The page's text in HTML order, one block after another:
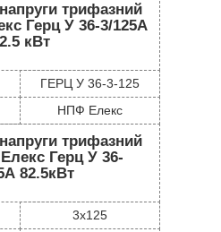
трифазний
Герц У 36-3/125А
кВт
ГЕРЦ У 36-3-125
НПФ Елекс
трифазний
Герц У 36-
82.5кВт
3x125